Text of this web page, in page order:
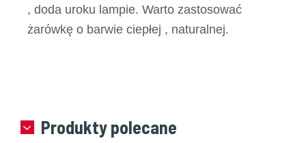
, doda uroku lampie. Warto zastosować
żarówkę o barwie ciepłej , naturalnej.
Produkty polecane